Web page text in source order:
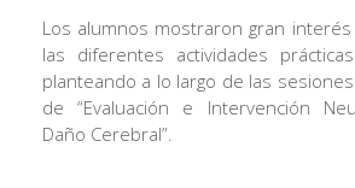
Los alumnos mostraron gran
las diferentes actividades
planteando a lo largo de las
de “Evaluación e Intervención
Daño Cerebral”.